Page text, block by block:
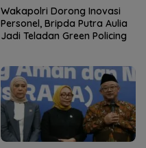
Wakapolri Dorong Inovasi
Personel, Bripda Putra Aulia
Jadi Teladan Green Policing